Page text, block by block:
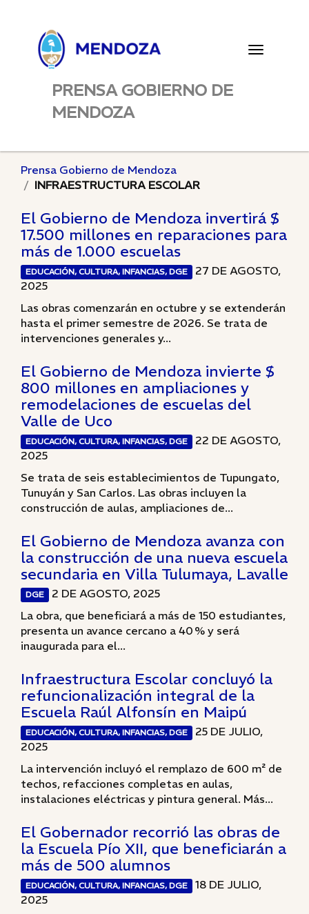
Toggle
PRENSA GOBIERNO DE
MENDOZA
Prensa Gobierno de Mendoza
INFRAESTRUCTURA ESCOLAR
El Gobierno de Mendoza invertirá $
17.500 millones en reparaciones para
más de 1.000 escuelas
EDUCACIÓN, CULTURA, INFANCIAS, DGE
27 DE AGOSTO,
2025
Las obras comenzarán en octubre y se extenderán
hasta el primer semestre de 2026. Se trata de
intervenciones generales y...
El Gobierno de Mendoza invierte $
800 millones en ampliaciones y
remodelaciones de escuelas del
Valle de Uco
EDUCACIÓN, CULTURA, INFANCIAS, DGE
22 DE AGOSTO,
2025
Se trata de seis establecimientos de Tupungato,
Tunuyán y San Carlos. Las obras incluyen la
construcción de aulas, ampliaciones de...
El Gobierno de Mendoza avanza con
la construcción de una nueva escuela
secundaria en Villa Tulumaya, Lavalle
DGE
2 DE AGOSTO, 2025
La obra, que beneficiará a más de 150 estudiantes,
presenta un avance cercano a 40 % y será
inaugurada para el...
Infraestructura Escolar concluyó la
refuncionalización integral de la
Escuela Raúl Alfonsín en Maipú
EDUCACIÓN, CULTURA, INFANCIAS, DGE
25 DE JULIO,
2025
La intervención incluyó el remplazo de 600 m² de
techos, refacciones completas en aulas,
instalaciones eléctricas y pintura general. Más...
El Gobernador recorrió las obras de
la Escuela Pío XII, que beneficiarán a
más de 500 alumnos
EDUCACIÓN, CULTURA, INFANCIAS, DGE
18 DE JULIO,
2025